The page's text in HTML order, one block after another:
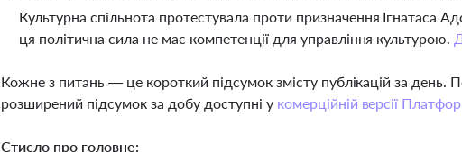
Культурна спільнота протестувала проти призначення Ігнатаса
ця політична сила не має компетенції для управління культурою.
Кожне з питань — це короткий підсумок змісту публікацій за
розширений підсумок за добу доступні у комерційній версії
Стисло про головне: